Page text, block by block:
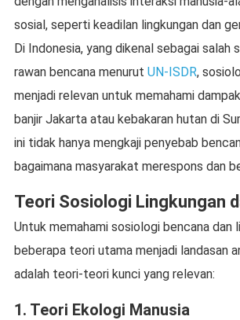
sosial, seperti keadilan lingkungan dan
Di Indonesia, yang dikenal sebagai salah
rawan bencana menurut UN-ISDR,
menjadi relevan untuk memahami
banjir Jakarta atau kebakaran hutan di
ini tidak hanya mengkaji penyebab
bagaimana masyarakat merespons dan
Teori Sosiologi Lingkungan
Untuk memahami sosiologi bencana dan
beberapa teori utama menjadi landasan
adalah teori-teori kunci yang relevan:
1. Teori Ekologi Manusia